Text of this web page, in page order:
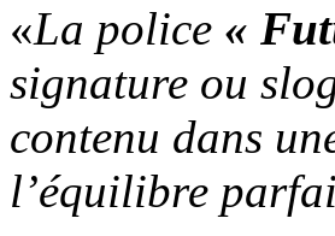
«La police «
signature ou
contenu dans
l’équilibre